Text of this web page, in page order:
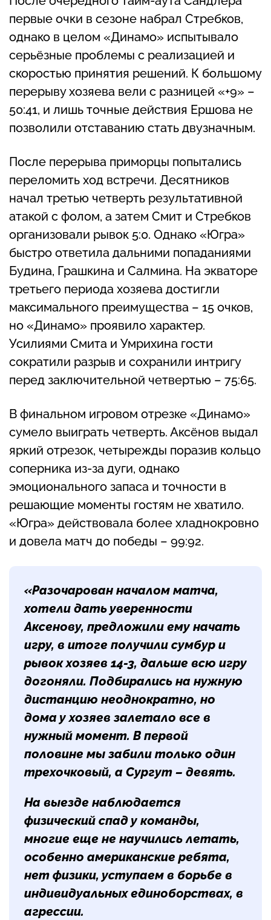
первые очки в сезоне набрал Стребков,
однако в целом «Динамо» испытывало
серьёзные проблемы с реализацией и
скоростью принятия решений. К большому
перерыву хозяева вели с разницей «+9» –
50:41, и лишь точные действия Ершова не
позволили отставанию стать двузначным.
После перерыва приморцы попытались
переломить ход встречи. Десятников
начал третью четверть результативной
атакой с фолом, а затем Смит и Стребков
организовали рывок 5:0. Однако «Югра»
быстро ответила дальними попаданиями
Будина, Грашкина и Салмина. На экваторе
третьего периода хозяева достигли
максимального преимущества – 15 очков,
но «Динамо» проявило характер.
Усилиями Смита и Умрихина гости
сократили разрыв и сохранили интригу
перед заключительной четвертью – 75:65.
В финальном игровом отрезке «Динамо»
сумело выиграть четверть. Аксёнов выдал
яркий отрезок, четырежды поразив кольцо
соперника из-за дуги, однако
эмоционального запаса и точности в
решающие моменты гостям не хватило.
«Югра» действовала более хладнокровно
и довела матч до победы – 99:92.
«Разочарован началом матча,
хотели дать уверенности
Аксенову, предложили ему начать
игру, в итоге получили сумбур и
рывок хозяев 14-3, дальше всю игру
догоняли. Подбирались на нужную
дистанцию неоднократно, но
дома у хозяев залетало все в
нужный момент. В первой
половине мы забили только один
трехочковый, а Сургут – девять.
На выезде наблюдается
физический спад у команды,
многие еще не научились летать,
особенно американские ребята,
нет физики, уступаем в борьбе в
индивидуальных единоборствах, в
агрессии.